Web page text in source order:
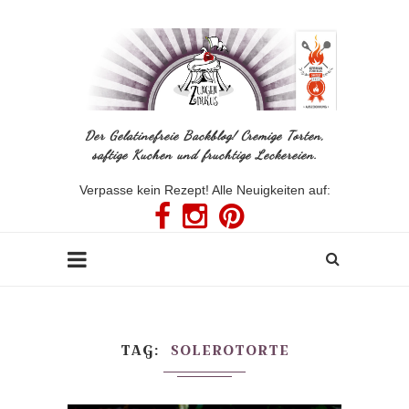
Der Gelatinefreie Backblog! Cremige Torten,
saftige Kuchen und fruchtige Leckereien.
Verpasse kein Rezept! Alle Neuigkeiten auf:
TAG SOLEROTORTE